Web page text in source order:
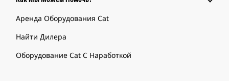
Аренда Оборудования Cat
Найти Дилера
Оборудование Cat С Наработкой